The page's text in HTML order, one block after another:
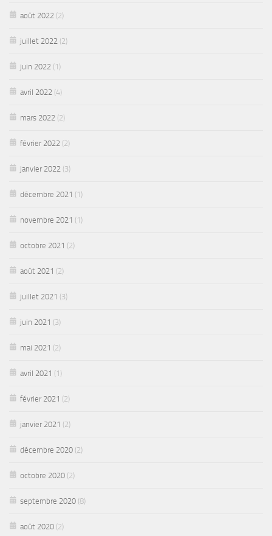
août 2022 (2)
juillet 2022 (2)
juin 2022 (1)
avril 2022 (4)
mars 2022 (2)
février 2022 (2)
janvier 2022 (3)
décembre 2021 (1)
novembre 2021 (1)
octobre 2021 (2)
août 2021 (2)
juillet 2021 (3)
juin 2021 (3)
mai 2021 (2)
avril 2021 (1)
février 2021 (2)
janvier 2021 (2)
décembre 2020 (2)
octobre 2020 (2)
septembre 2020 (8)
août 2020 (2)